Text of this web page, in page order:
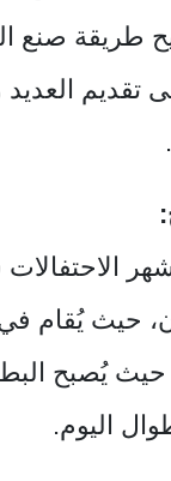
طريقة صنع
تقديم
حيث يُقام
يُصبح
اليوم.